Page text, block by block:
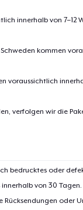
innerhalb von 7–12
kommen
voraussichtlich
verfolgen wir die
bedrucktes oder
von 30 Tagen.
oder